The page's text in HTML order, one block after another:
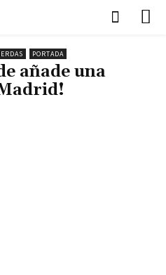
PORTADA
añade una